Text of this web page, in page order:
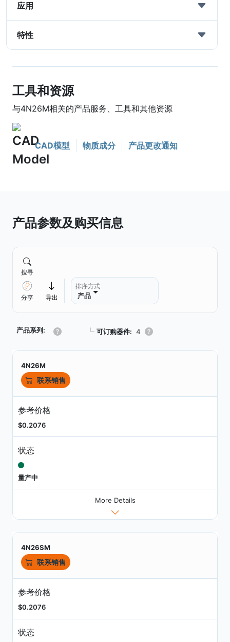
应用
特性
工具和资源
与4N26M相关的产品服务、工具和其他资源
CAD模型 物质成分 产品更改通知
产品参数及购买信息
搜寻
分享 导出
排序方式
产品
产品系列: ┗ 可订购器件: 4
4N26M
联系销售
参考价格
$0.2076
状态
量产中
More Details
4N26SM
联系销售
参考价格
$0.2076
状态